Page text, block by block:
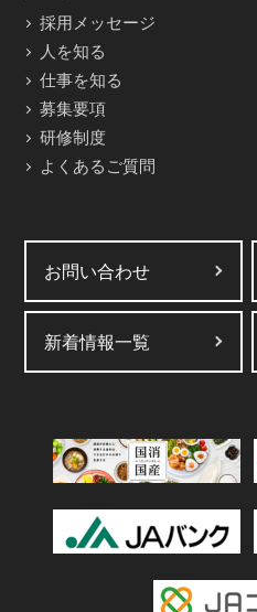
採用メッセージ
人を知る
仕事を知る
募集要項
研修制度
よくあるご質問
お問い合わせ
新着情報一覧